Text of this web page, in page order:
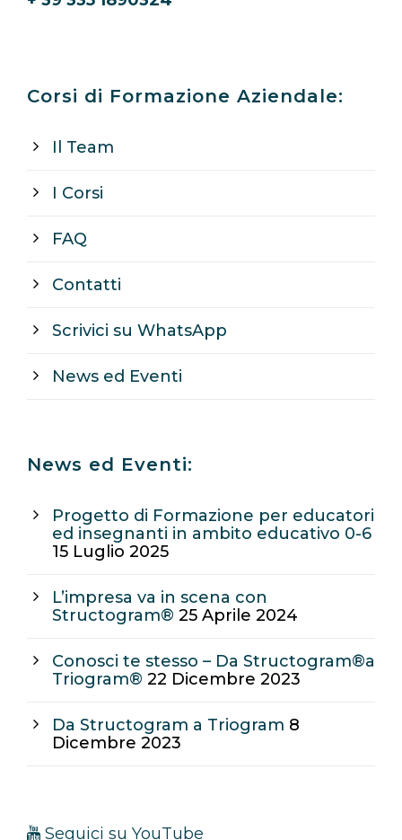
Corsi di Formazione Aziendale:
Il Team
I Corsi
FAQ
Contatti
Scrivici su WhatsApp
News ed Eventi
News ed Eventi:
Progetto di Formazione per educatori
ed insegnanti in ambito educativo 0-6
15 Luglio 2025
L’impresa va in scena con
Structogram® 25 Aprile 2024
Conosci te stesso – Da Structogram®a
Triogram® 22 Dicembre 2023
Da Structogram a Triogram 8
Dicembre 2023
Seguici su YouTube